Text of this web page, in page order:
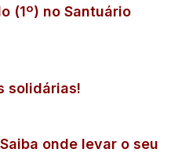
(1º) no Santuário
solidárias!
onde levar o seu